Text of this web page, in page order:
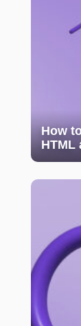
How
HTML